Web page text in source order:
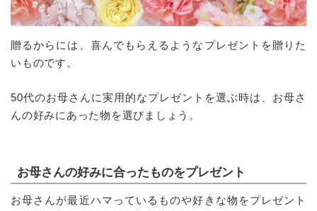
贈るからには、喜んでもらえるようなプレゼントを贈りた
いものです。
50代のお母さんに実用的なプレゼントを選ぶ時は、お母さ
んの好みにあった物を選びましょう。
お母さんの好みに合ったものをプレゼント
お母さんが最近ハマっているものや好きな物をプレゼント